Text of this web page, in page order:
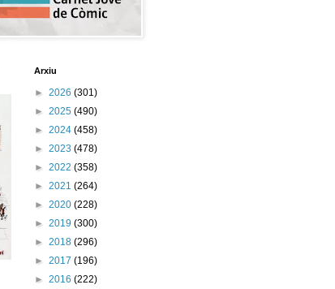
Arxiu
► 2026 (301)
► 2025 (490)
► 2024 (458)
► 2023 (478)
► 2022 (358)
► 2021 (264)
► 2020 (228)
► 2019 (300)
► 2018 (296)
► 2017 (196)
► 2016 (222)